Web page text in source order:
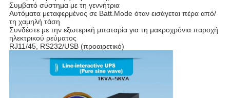
Συμβατό σύστημα με τη γεννήτρια
Αυτόματα μεταφερμένος σε Batt.Mode όταν εισάγεται πέρα από/
τη χαμηλή τάση
Συνδέστε με την εξωτερική μπαταρία για τη μακροχρόνια παροχή
ηλεκτρικού ρεύματος
RJ11/45, RS232/USB (προαιρετικό)